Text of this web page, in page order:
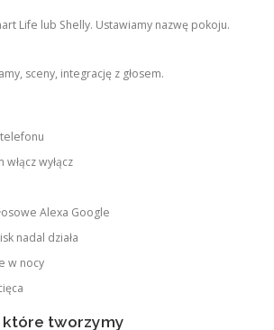
Life lub Shelly. Ustawiamy nazwę pokoju.
sceny, integrację z głosem.
wyłącz
Alexa Google
nadal działa
w nocy
tworzymy